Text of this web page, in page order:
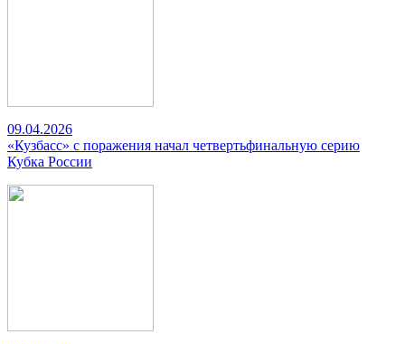
09.04.2026
«Кузбасс» с поражения начал четвертьфинальную серию
Кубка России